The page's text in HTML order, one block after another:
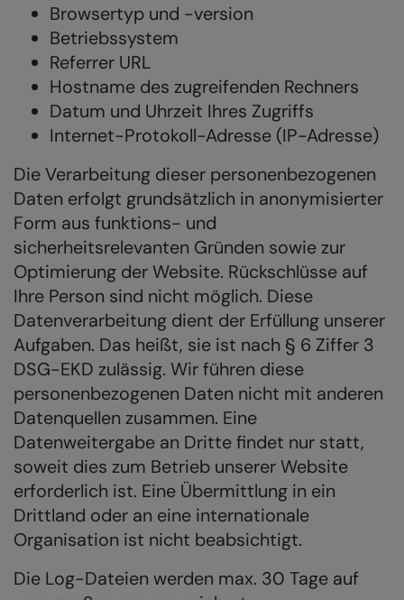
Browsertyp und -version
Betriebssystem
Referrer URL
Hostname des zugreifenden Rechners
Datum und Uhrzeit Ihres Zugriffs
Internet-Protokoll-Adresse (IP-Adresse)
Die Verarbeitung dieser personenbezogenen
Daten erfolgt grundsätzlich in anonymisierter
Form aus funktions- und
sicherheitsrelevanten Gründen sowie zur
Optimierung der Website. Rückschlüsse auf
Ihre Person sind nicht möglich. Diese
Datenverarbeitung dient der Erfüllung unserer
Aufgaben. Das heißt, sie ist nach § 6 Ziffer 3
DSG-EKD zulässig. Wir führen diese
personenbezogenen Daten nicht mit anderen
Datenquellen zusammen. Eine
Datenweitergabe an Dritte findet nur statt,
soweit dies zum Betrieb unserer Website
erforderlich ist. Eine Übermittlung in ein
Drittland oder an eine internationale
Organisation ist nicht beabsichtigt.
Die Log-Dateien werden max. 30 Tage auf